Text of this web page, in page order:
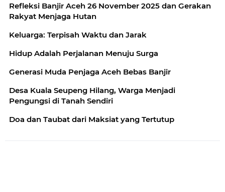
Refleksi Banjir Aceh 26 November 2025 dan Gerakan
Rakyat Menjaga Hutan
Keluarga: Terpisah Waktu dan Jarak
Hidup Adalah Perjalanan Menuju Surga
Generasi Muda Penjaga Aceh Bebas Banjir
Desa Kuala Seupeng Hilang, Warga Menjadi
Pengungsi di Tanah Sendiri
Doa dan Taubat dari Maksiat yang Tertutup